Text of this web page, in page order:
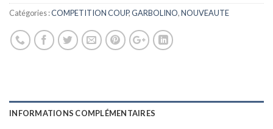
Catégories :COMPETITION COUP,GARBOLINO,NOUVEAUTE
INFORMATIONS COMPLÉMENTAIRES